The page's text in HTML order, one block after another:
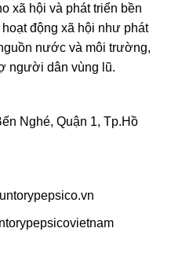
xã hội và phát triển bền
động xã hội như phát
nước và môi trường,
người dân vùng lũ.
Nghé, Quận 1, Tp.Hồ